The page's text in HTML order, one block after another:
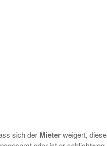
sich der Mieterweigert, diese